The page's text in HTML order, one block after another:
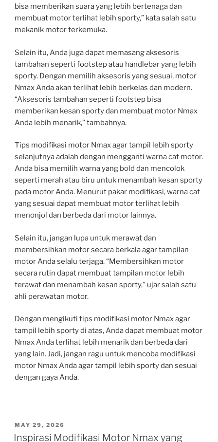
bisa memberikan suara yang lebih bertenaga dan
membuat motor terlihat lebih sporty,” kata salah satu
mekanik motor terkemuka.
Selain itu, Anda juga dapat memasang aksesoris
tambahan seperti footstep atau handlebar yang lebih
sporty. Dengan memilih aksesoris yang sesuai, motor
Nmax Anda akan terlihat lebih berkelas dan modern.
“Aksesoris tambahan seperti footstep bisa
memberikan kesan sporty dan membuat motor Nmax
Anda lebih menarik,” tambahnya.
Tips modifikasi motor Nmax agar tampil lebih sporty
selanjutnya adalah dengan mengganti warna cat motor.
Anda bisa memilih warna yang bold dan mencolok
seperti merah atau biru untuk menambah kesan sporty
pada motor Anda. Menurut pakar modifikasi, warna cat
yang sesuai dapat membuat motor terlihat lebih
menonjol dan berbeda dari motor lainnya.
Selain itu, jangan lupa untuk merawat dan
membersihkan motor secara berkala agar tampilan
motor Anda selalu terjaga. “Membersihkan motor
secara rutin dapat membuat tampilan motor lebih
terawat dan menambah kesan sporty,” ujar salah satu
ahli perawatan motor.
Dengan mengikuti tips modifikasi motor Nmax agar
tampil lebih sporty di atas, Anda dapat membuat motor
Nmax Anda terlihat lebih menarik dan berbeda dari
yang lain. Jadi, jangan ragu untuk mencoba modifikasi
motor Nmax Anda agar tampil lebih sporty dan sesuai
dengan gaya Anda.
POSTED
ON
MAY 29, 2026
Inspirasi Modifikasi Motor Nmax yang